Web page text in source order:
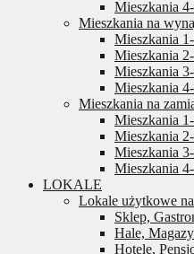
Mieszkania
Mieszkania na
Mieszkania
Mieszkania
Mieszkania
Mieszkania
Mieszkania na
Mieszkania
Mieszkania
Mieszkania
Mieszkania
LOKALE
Lokale użytkowe
Sklep,
Hale,
Hotele,